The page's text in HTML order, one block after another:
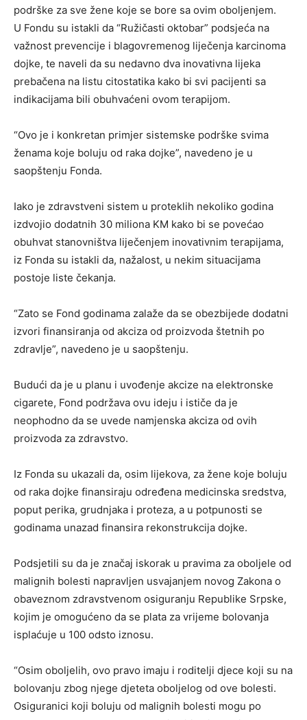
podrške za sve žene koje se bore sa ovim oboljenjem.
U Fondu su istakli da “Ružičasti oktobar” podsjeća na
važnost prevencije i blagovremenog liječenja karcinoma
dojke, te naveli da su nedavno dva inovativna lijeka
prebačena na listu citostatika kako bi svi pacijenti sa
indikacijama bili obuhvaćeni ovom terapijom.
“Ovo je i konkretan primjer sistemske podrške svima
ženama koje boluju od raka dojke”, navedeno je u
saopštenju Fonda.
Iako je zdravstveni sistem u proteklih nekoliko godina
izdvojio dodatnih 30 miliona KM kako bi se povećao
obuhvat stanovništva liječenjem inovativnim terapijama,
iz Fonda su istakli da, nažalost, u nekim situacijama
postoje liste čekanja.
“Zato se Fond godinama zalaže da se obezbijede dodatni
izvori finansiranja od akciza od proizvoda štetnih po
zdravlje”, navedeno je u saopštenju.
Budući da je u planu i uvođenje akcize na elektronske
cigarete, Fond podržava ovu ideju i ističe da je
neophodno da se uvede namjenska akciza od ovih
proizvoda za zdravstvo.
Iz Fonda su ukazali da, osim lijekova, za žene koje boluju
od raka dojke finansiraju određena medicinska sredstva,
poput perika, grudnjaka i proteza, a u potpunosti se
godinama unazad finansira rekonstrukcija dojke.
Podsjetili su da je značaj iskorak u pravima za oboljele od
malignih bolesti napravljen usvajanjem novog Zakona o
obaveznom zdravstvenom osiguranju Republike Srpske,
kojim je omogućeno da se plata za vrijeme bolovanja
isplaćuje u 100 odsto iznosu.
“Osim oboljelih, ovo pravo imaju i roditelji djece koji su na
bolovanju zbog njege djeteta oboljelog od ove bolesti.
Osiguranici koji boluju od malignih bolesti mogu po